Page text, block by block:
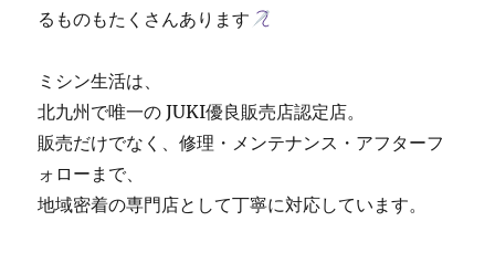
るものもたくさんあります
ミシン生活は、
北九州で唯一の JUKI優良販売店認定店。
販売だけでなく、修理・メンテナンス・アフターフ
ォローまで、
地域密着の専門店として丁寧に対応しています。